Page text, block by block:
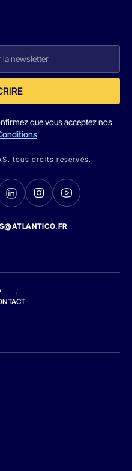
que vous acceptez nos
tous droits réservés.
/